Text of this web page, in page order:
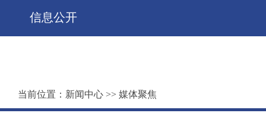
信息公开
当前位置： 新闻中心 >> 媒体聚焦